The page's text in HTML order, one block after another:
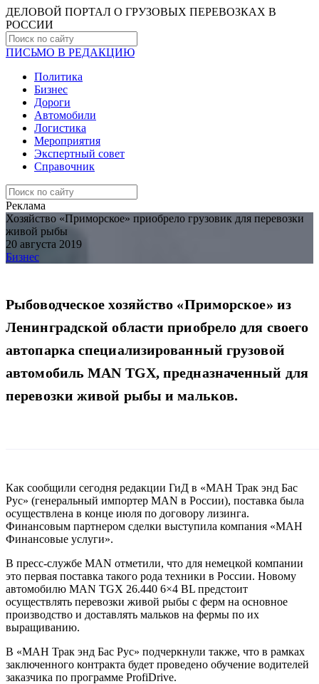
ДЕЛОВОЙ ПОРТАЛ О ГРУЗОВЫХ ПЕРЕВОЗКАХ В
РОCСИИ
ПИСЬМО В РЕДАКЦИЮ
Политика
Бизнес
Дороги
Автомобили
Логистика
Мероприятия
Экспертный совет
Справочник
Реклама
Хозяйство «Приморское» приобрело грузовик для перевозки
живой рыбы
20 августа 2019
Бизнес
Рыбоводческое хозяйство «Приморское» из
Ленинградской области приобрело для своего
автопарка специализированный грузовой
автомобиль MAN TGX, предназначенный для
перевозки живой рыбы и мальков.
Как сообщили сегодня редакции ГиД в «МАН Трак энд Бас
Рус» (генеральный импортер MAN в России), поставка была
осуществлена в конце июля по договору лизинга.
Финансовым партнером сделки выступила компания «МАН
Финансовые услуги».
В пресс-службе MAN отметили, что для немецкой компании
это первая поставка такого рода техники в России. Новому
автомобилю MAN TGX 26.440 6×4 BL предстоит
осуществлять перевозки живой рыбы с ферм на основное
производство и доставлять мальков на фермы по их
выращиванию.
В «МАН Трак энд Бас Рус» подчеркнули также, что в рамках
заключенного контракта будет проведено обучение водителей
заказчика по программе ProfiDrive.